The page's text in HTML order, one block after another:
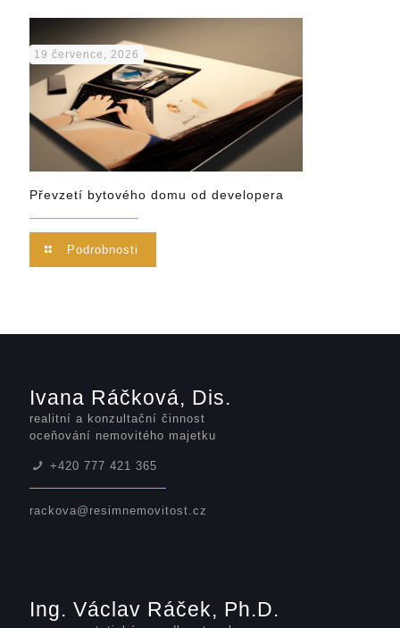
19 července, 2026
Převzetí bytového domu od developera
Podrobnosti
Ivana Ráčková, Dis.
realitní a konzultační činnost
oceňování nemovitého majetku
+420 777 421 365
rackova@resimnemovitost.cz
Ing. Václav Ráček, Ph.D.